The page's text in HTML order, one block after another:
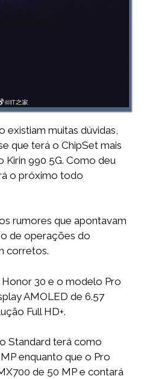
existiam muitas dúvidas,
que terá o ChipSet mais
990 5G. Como deu
o próximo todo
rumores que apontavam
de operações do
corretos.
30 e o modelo Pro
AMOLED de 6.57
Full HD+.
Standard terá como
enquanto que o Pro
de 50 MP e contará